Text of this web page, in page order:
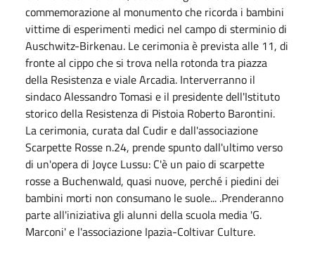
commemorazione al monumento che ricorda i bambini
vittime di esperimenti medici nel campo di sterminio di
Auschwitz-Birkenau. Le cerimonia è prevista alle 11, di
fronte al cippo che si trova nella rotonda tra piazza
della Resistenza e viale Arcadia. Interverranno il
sindaco Alessandro Tomasi e il presidente dell'Istituto
storico della Resistenza di Pistoia Roberto Barontini.
La cerimonia, curata dal Cudir e dall'associazione
Scarpette Rosse n.24, prende spunto dall'ultimo verso
di un'opera di Joyce Lussu: C'è un paio di scarpette
rosse a Buchenwald, quasi nuove, perché i piedini dei
bambini morti non consumano le suole... .Prenderanno
parte all'iniziativa gli alunni della scuola media 'G.
Marconi' e l'associazione Ipazia-Coltivar Culture.